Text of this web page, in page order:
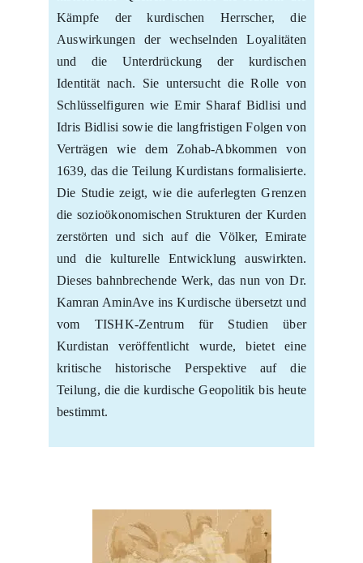
Kämpfe der kurdischen Herrscher, die
Auswirkungen der wechselnden Loyalitäten
und die Unterdrückung der kurdischen
Identität nach. Sie untersucht die Rolle von
Schlüsselfiguren wie Emir Sharaf Bidlisi und
Idris Bidlisi sowie die langfristigen Folgen von
Verträgen wie dem Zohab-Abkommen von
1639, das die Teilung Kurdistans formalisierte.
Die Studie zeigt, wie die auferlegten Grenzen
die sozioökonomischen Strukturen der Kurden
zerstörten und sich auf die Völker, Emirate
und die kulturelle Entwicklung auswirkten.
Dieses bahnbrechende Werk, das nun von Dr.
Kamran AminAve ins Kurdische übersetzt und
vom TISHK-Zentrum für Studien über
Kurdistan veröffentlicht wurde, bietet eine
kritische historische Perspektive auf die
Teilung, die die kurdische Geopolitik bis heute
bestimmt.